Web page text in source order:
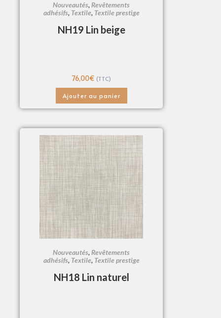
Nouveautés, Revêtements
adhésifs, Textile, Textile prestige
NH19 Lin beige
76,00€ (TTC)
Ajouter au panier
Nouveautés, Revêtements
adhésifs, Textile, Textile prestige
NH18 Lin naturel